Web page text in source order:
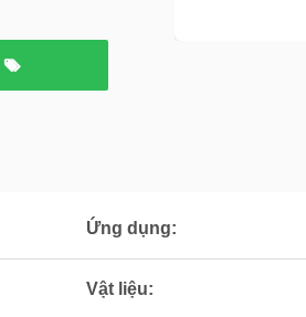
Ứng dụng:
Vật liệu: